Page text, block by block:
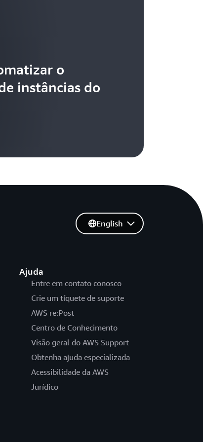
o
instâncias do
Ajuda
Entre em contato conosco
Crie um tíquete de suporte
AWS re:Post
Centro de Conhecimento
Visão geral do AWS Support
Obtenha ajuda especializada
Acessibilidade da AWS
Jurídico
English